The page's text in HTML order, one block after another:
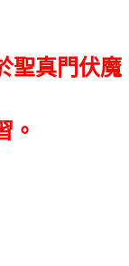
聖真門伏魔
。